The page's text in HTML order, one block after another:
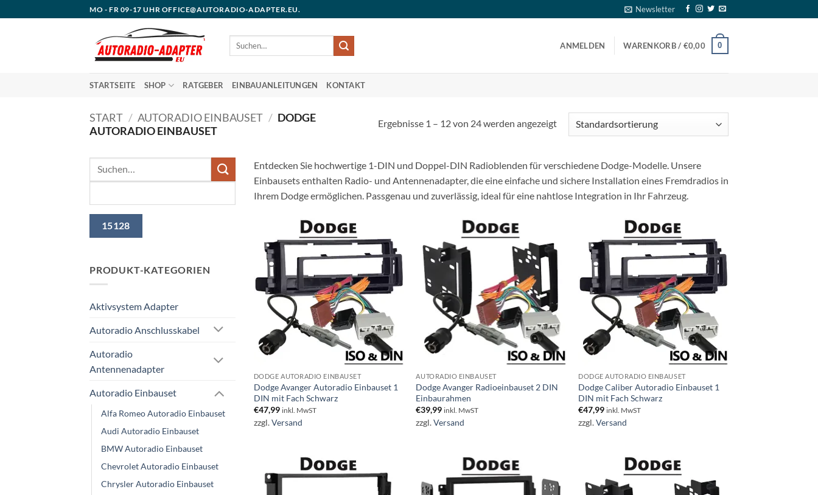
Inhalt
MO - FR 09-17 UHR OFFICE@AUTORADIO-ADAPTER.EU. Newsletter
Suchen
ANMELDEN WARENKORB / €0,00 0
STARTSEITE SHOP RATGEBER EINBAUANLEITUNGEN KONTAKT
START / AUTORADIO EINBAUSET / DODGE
AUTORADIO EINBAUSET
Ergebnisse 1 – 12 von 24 werden angezeigt
PRODUKT-KATEGORIEN
Aktivsystem Adapter
Autoradio Anschlusskabel
Autoradio
Antennenadapter
Autoradio Einbauset
Alfa Romeo Autoradio Einbauset
Audi Autoradio Einbauset
BMW Autoradio Einbauset
Chevrolet Autoradio Einbauset
Chrysler Autoradio Einbauset
Entdecken Sie hochwertige 1-DIN und Doppel-DIN Radioblenden für verschiedene Dodge-Modelle. Unsere
Einbausets enthalten Radio- und Antennenadapter, die eine einfache und sichere Installation eines Fremdradios in
Ihrem Dodge ermöglichen. Passgenau und zuverlässig, ideal für eine nahtlose Integration in Ihr Fahrzeug.
DODGE AUTORADIO EINBAUSET
Dodge Avanger Autoradio Einbauset 1
DIN mit Fach Schwarz
€47,99 inkl. MwST
zzgl.Versand
AUTORADIO EINBAUSET
Dodge Avanger Radioeinbauset 2 DIN
Einbaurahmen
€39,99 inkl. MwST
zzgl.Versand
DODGE AUTORADIO EINBAUSET
Dodge Caliber Autoradio Einbauset 1
DIN mit Fach Schwarz
€47,99 inkl. MwST
zzgl.Versand